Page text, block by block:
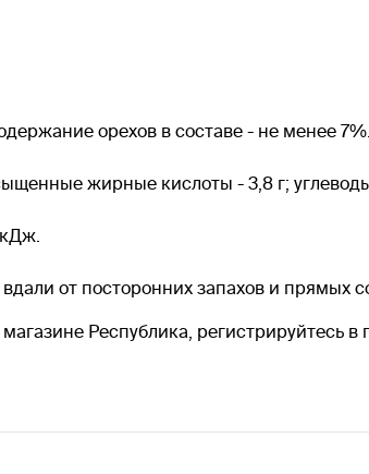
орехов в составе - не менее 7%.
жирные кислоты - 3,8 г; углеводы
от посторонних запахов и прямых
Республика, регистрируйтесь в